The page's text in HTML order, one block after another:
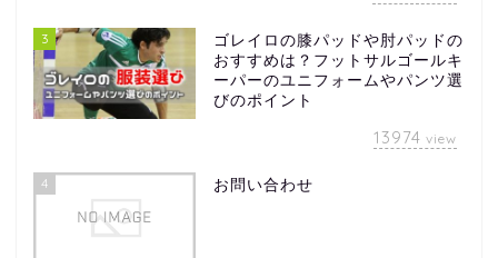
3
ゴレイロの膝パッドや肘パッドの
おすすめは？フットサルゴールキ
ーパーのユニフォームやパンツ選
びのポイント
13974 view
4 お問い合わせ